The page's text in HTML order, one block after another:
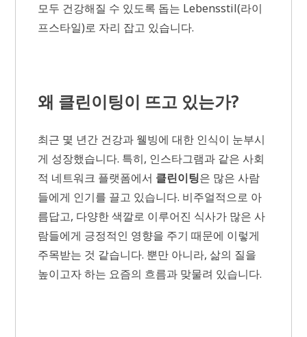
모두 건강해질 수 있도록 돕는 Lebensstil(라이
프스타일)로 자리 잡고 있습니다.
왜 클린이팅이 뜨고 있는가?
최근 몇 년간 건강과 웰빙에 대한 인식이 눈부시
게 성장했습니다. 특히, 인스타그램과 같은 사회
적 네트워크 플랫폼에서 클린이팅은 많은 사람
들에게 인기를 끌고 있습니다. 비주얼적으로 아
름답고, 다양한 색깔로 이루어진 식사가 많은 사
람들에게 긍정적인 영향을 주기 때문에 이렇게
주목받는 것 같습니다. 뿐만 아니라, 삶의 질을
높이고자 하는 요즘의 흐름과 맞물려 있습니다.